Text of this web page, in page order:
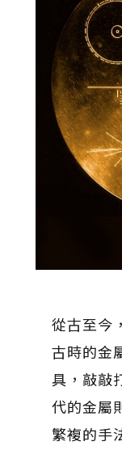
從古至今
古時的金
具，敲敲
代的金屬
繁複的手